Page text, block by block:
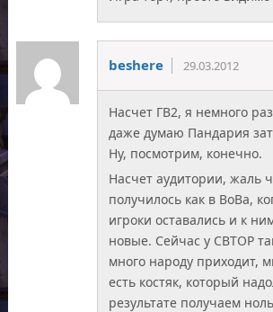
beshere 29.03.2012
Насчет ГВ2, я немного
даже думаю Пандария
Ну, посмотрим, конечно.
Насчет аудитории, жаль
получилось как в ВоВа,
игроки оставались и к
новые. Сейчас у СВТОР
много народу приходит,
есть костяк, который
результате получаем